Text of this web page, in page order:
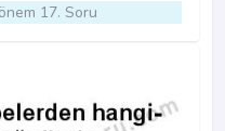
17. Soru